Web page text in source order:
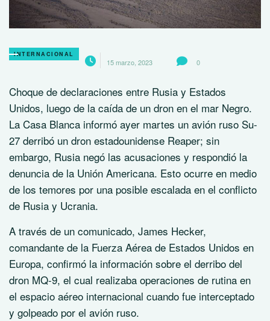
INTERNACIONAL
15 marzo, 2023 0
Choque de declaraciones entre Rusia y Estados
Unidos, luego de la caída de un dron en el mar Negro.
La Casa Blanca informó ayer martes un avión ruso Su-
27 derribó un dron estadounidense Reaper; sin
embargo, Rusia negó las acusaciones y respondió la
denuncia de la Unión Americana. Esto ocurre en medio
de los temores por una posible escalada en el conflicto
de Rusia y Ucrania.
A través de un comunicado, James Hecker,
comandante de la Fuerza Aérea de Estados Unidos en
Europa, confirmó la información sobre el derribo del
dron MQ-9, el cual realizaba operaciones de rutina en
el espacio aéreo internacional cuando fue interceptado
y golpeado por el avión ruso.